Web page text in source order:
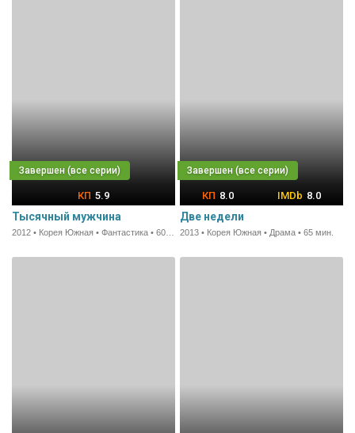
5.9
Тысячный мужчина
8.0 8.0
Две недели
2013 • Корея Южная • Драма • 65 мин.